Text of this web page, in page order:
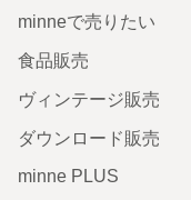
minneで売りたい
食品販売
ヴィンテージ販売
ダウンロード販売
minne PLUS